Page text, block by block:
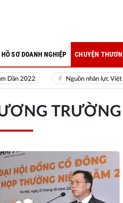
2022 Nguồn nhân lực Việt
HỒ SƠ DOANH NGHIỆP CHUYỆN
TRƯỜNG